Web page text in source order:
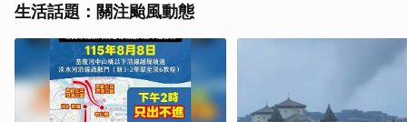
生活話題：關注颱風動態